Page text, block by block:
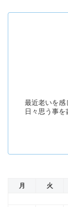
最近老いを感
日々思う事を
月 火